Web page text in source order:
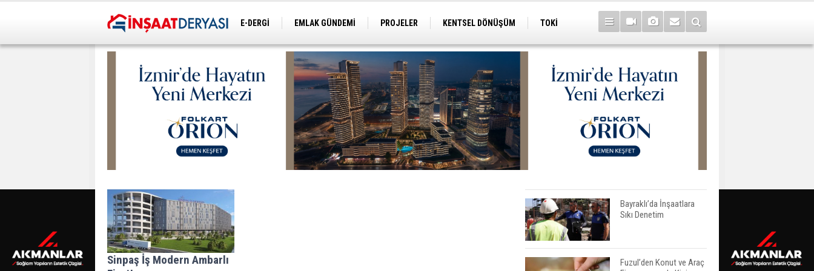
E-DERGİ EMLAK GÜNDEMİ PROJELER KENTSEL DÖNÜŞÜM
TOKİ
Sinpaş İş Modern Ambarlı
Bayraklı’da İnşaatlara
Sıkı Denetim
Fuzul’den Konut ve Araç